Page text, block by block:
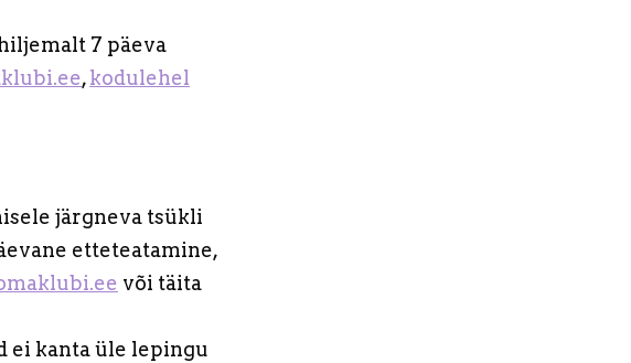
7 päeva
,kodulehel
järgneva tsükli
etteteatamine,
või täita
ei kanta üle lepingu